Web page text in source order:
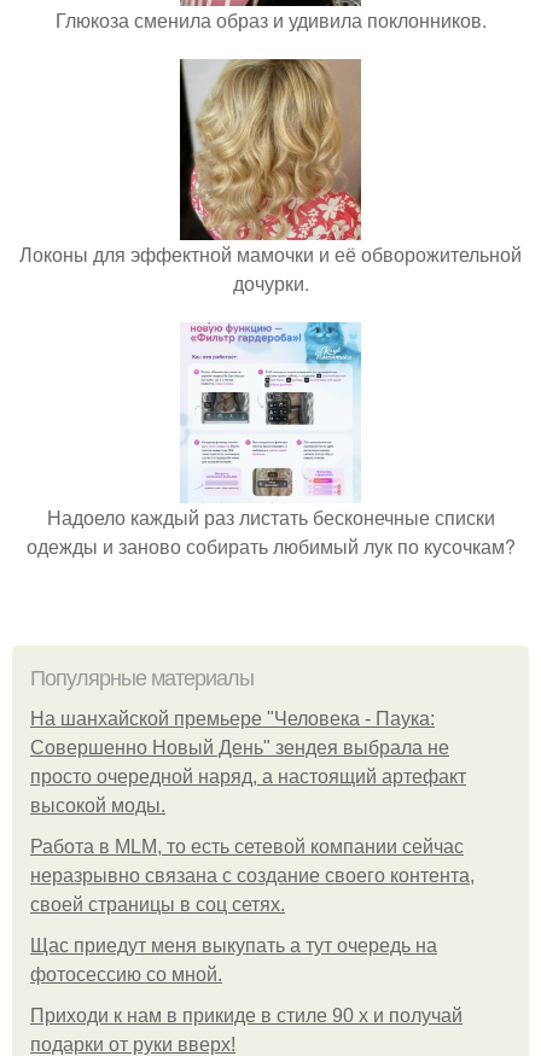
Глюкоза сменила образ и удивила поклонников.
Локоны для эффектной мамочки и её обворожительной
дочурки.
Надоело каждый раз листать бесконечные списки
одежды и заново собирать любимый лук по кусочкам?
Популярные материалы
На шанхайской премьере "Человека - Паука:
Совершенно Новый День" зендея выбрала не
просто очередной наряд, а настоящий артефакт
высокой моды.
Работа в MLM, то есть сетевой компании сейчас
неразрывно связана с создание своего контента,
своей страницы в соц сетях.
Щас приедут меня выкупать а тут очередь на
фотосессию со мной.
Приходи к нам в прикиде в стиле 90 х и получай
подарки от руки вверх!